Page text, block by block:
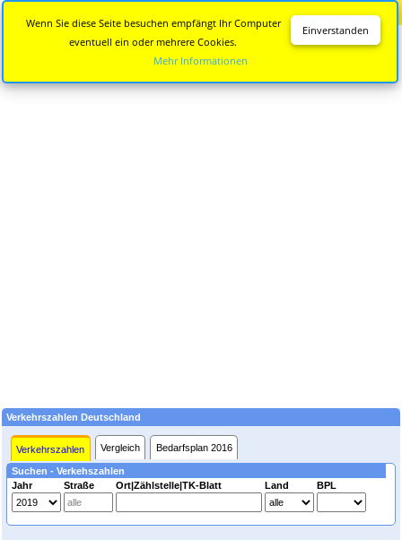
Verkehrszahlen Deutschland
Verkehrszahlen Vergleich Bedarfsplan 2016
Suchen - Verkehszahlen
Jahr
Straße Ort|Zählstelle|TK-Blatt Land BPL
Einverstanden
Wenn Sie diese Seite besuchen empfängt Ihr Computer
eventuell ein oder mehrere Cookies.
Mehr Informationen